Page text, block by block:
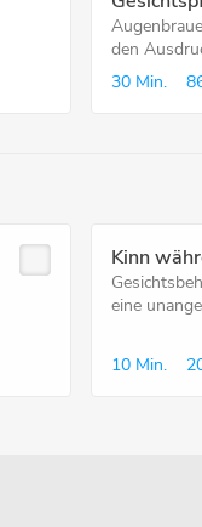
den
30 Min.
Kinn
eine
10 Min.